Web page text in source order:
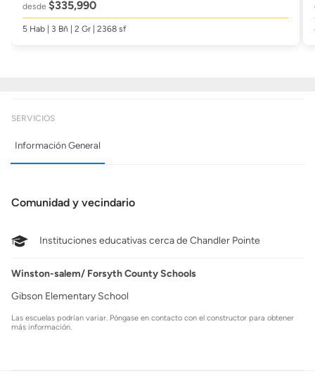
desde $335,990
5 Hab | 3 Bñ | 2 Gr | 2368 sf
SERVICIOS
Información General
Comunidad y vecindario
Instituciones educativas cerca de Chandler Pointe
Winston-salem/ Forsyth County Schools
Gibson Elementary School
Las escuelas podrían variar. Póngase en contacto con el constructor para obtener
más información.